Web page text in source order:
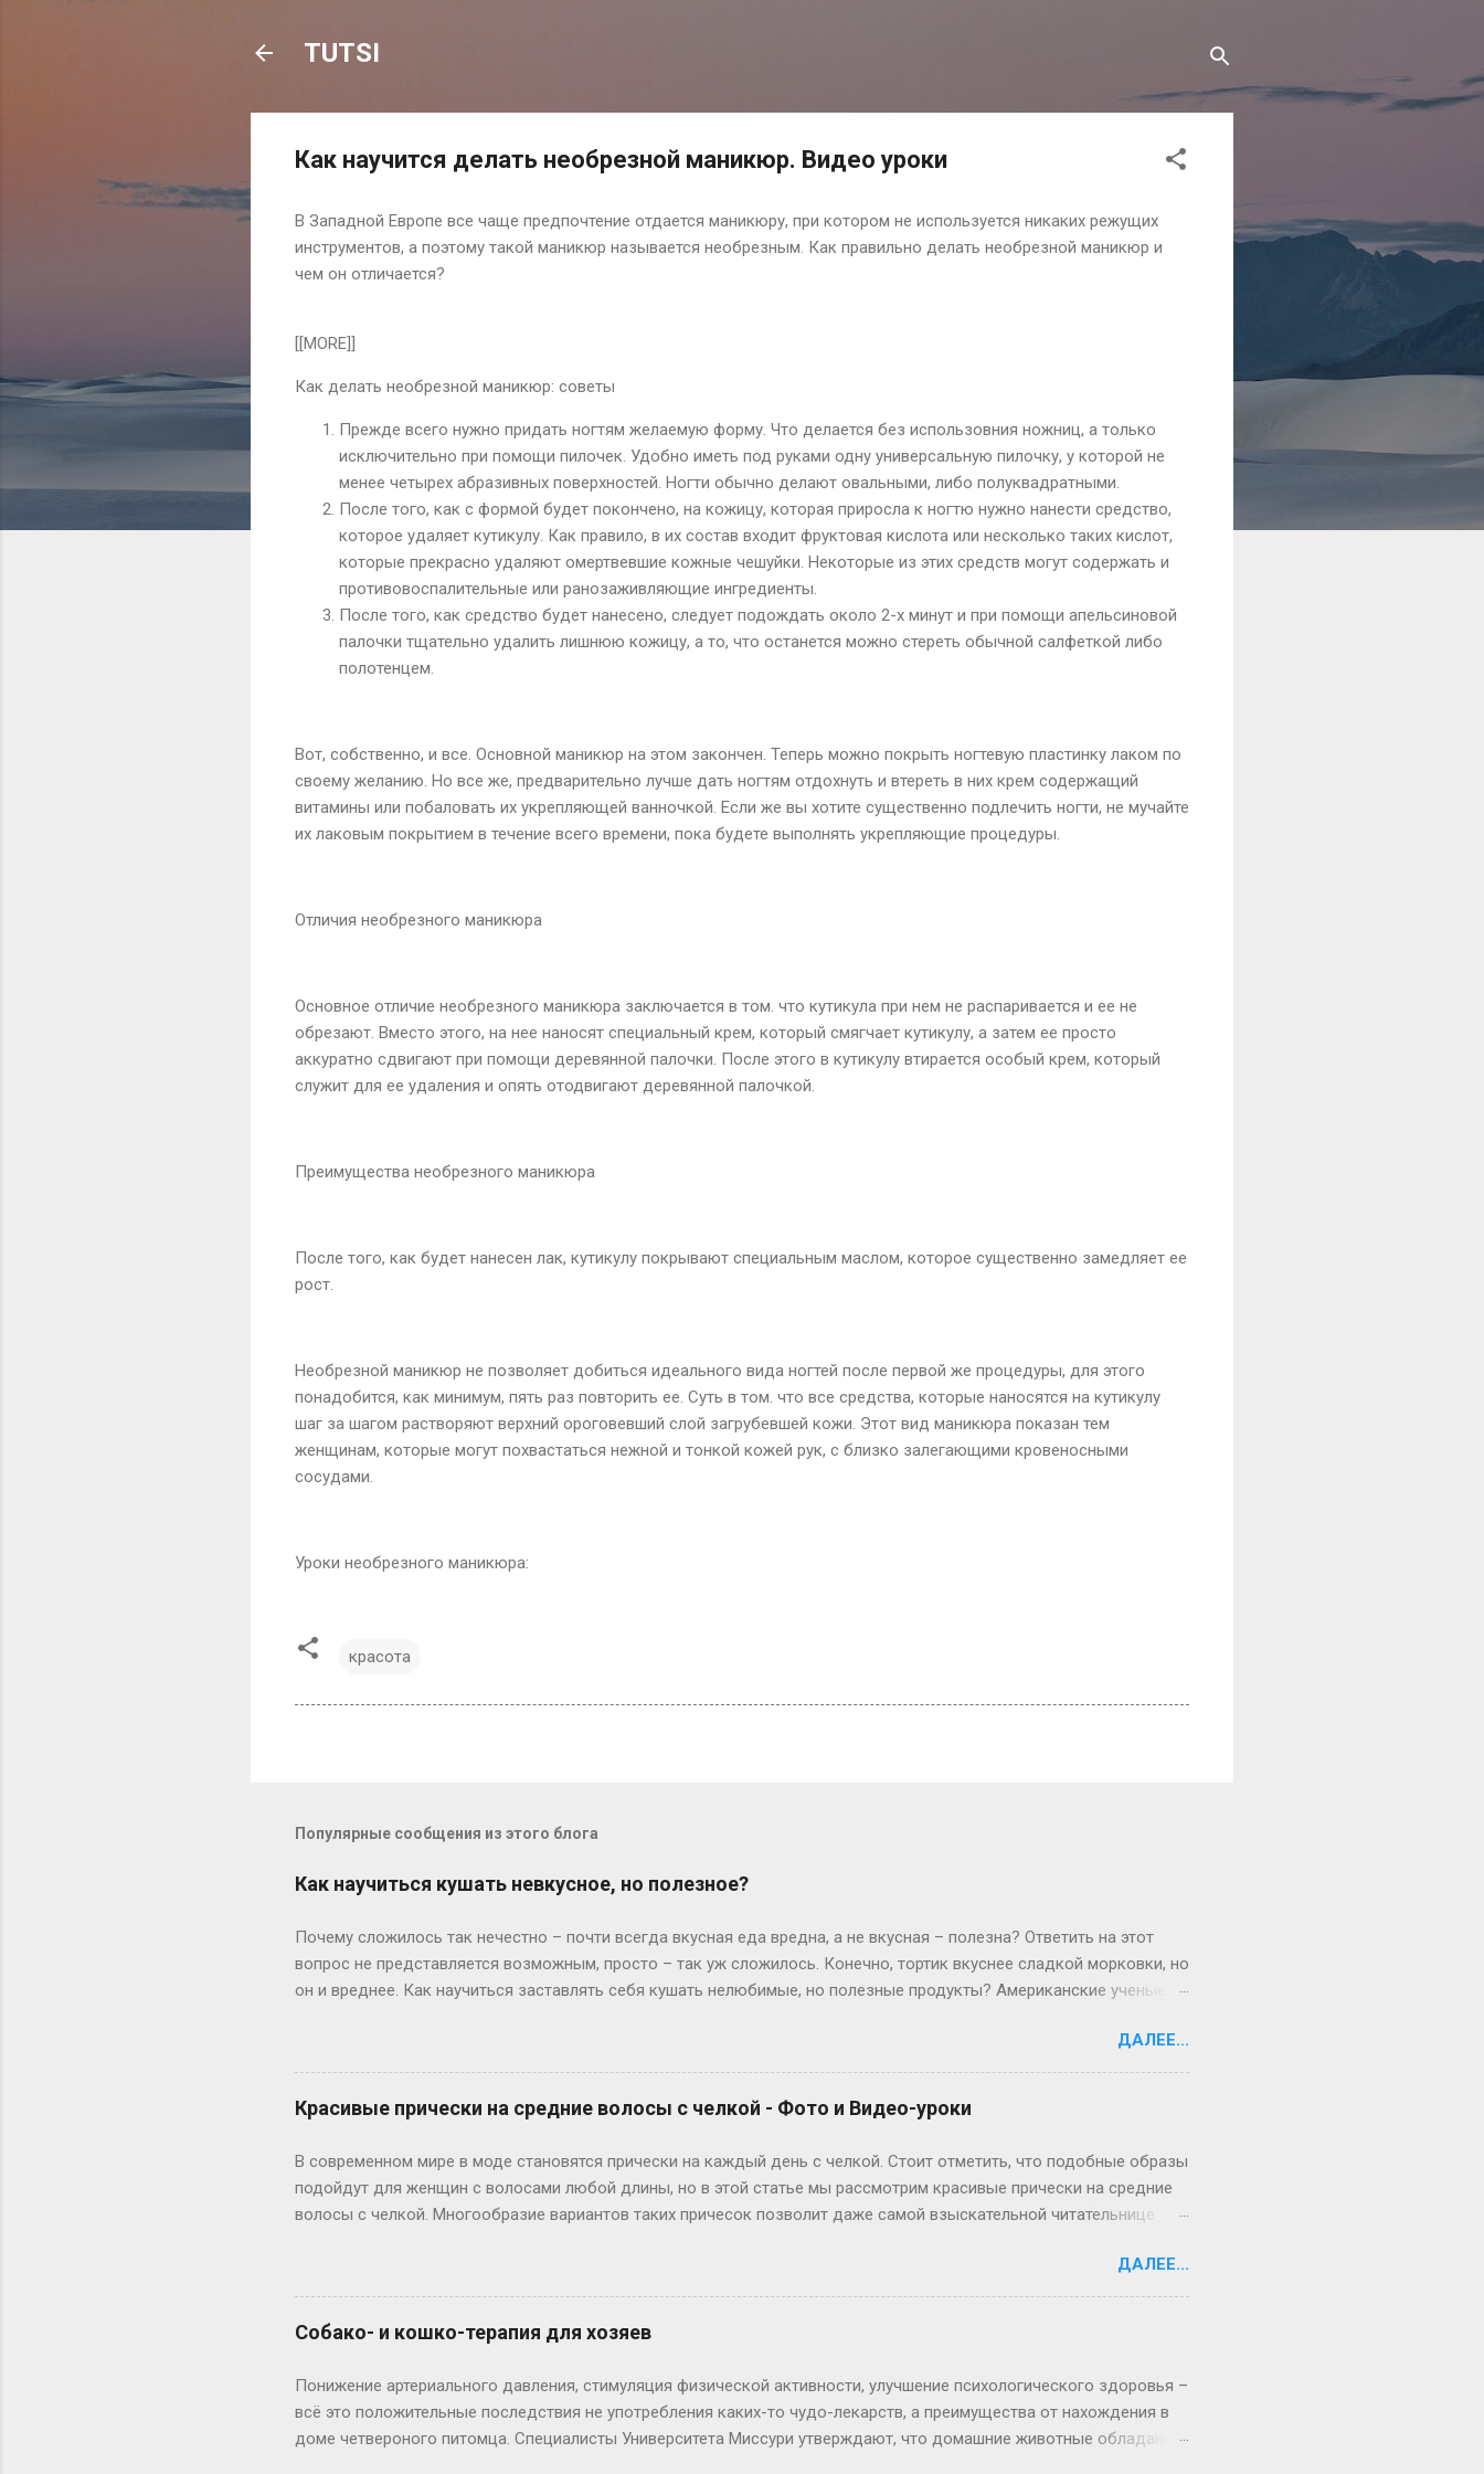
TUTSI
Как научится делать необрезной маникюр. Видео уроки
В Западной Европе все чаще предпочтение отдается маникюру, при котором не используется никаких режущих
инструментов, а поэтому такой маникюр называется необрезным. Как правильно делать необрезной маникюр и
чем он отличается?
[[MORE]]
Как делать необрезной маникюр: советы
Прежде всего нужно придать ногтям желаемую форму. Что делается без использовния ножниц, а только
исключительно при помощи пилочек. Удобно иметь под руками одну универсальную пилочку, у которой не
менее четырех абразивных поверхностей. Ногти обычно делают овальными, либо полуквадратными.
После того, как с формой будет покончено, на кожицу, которая приросла к ногтю нужно нанести средство,
которое удаляет кутикулу. Как правило, в их состав входит фруктовая кислота или несколько таких кислот,
которые прекрасно удаляют омертвевшие кожные чешуйки. Некоторые из этих средств могут содержать и
противовоспалительные или ранозаживляющие ингредиенты.
После того, как средство будет нанесено, следует подождать около 2-х минут и при помощи апельсиновой
палочки тщательно удалить лишнюю кожицу, а то, что останется можно стереть обычной салфеткой либо
полотенцем.
Вот, собственно, и все. Основной маникюр на этом закончен. Теперь можно покрыть ногтевую пластинку лаком по
своему желанию. Но все же, предварительно лучше дать ногтям отдохнуть и втереть в них крем содержащий
витамины или побаловать их укрепляющей ванночкой. Если же вы хотите существенно подлечить ногти, не мучайте
их лаковым покрытием в течение всего времени, пока будете выполнять укрепляющие процедуры.
Отличия необрезного маникюра
Основное отличие необрезного маникюра заключается в том. что кутикула при нем не распаривается и ее не
обрезают. Вместо этого, на нее наносят специальный крем, который смягчает кутикулу, а затем ее просто
аккуратно сдвигают при помощи деревянной палочки. После этого в кутикулу втирается особый крем, который
служит для ее удаления и опять отодвигают деревянной палочкой.
Преимущества необрезного маникюра
После того, как будет нанесен лак, кутикулу покрывают специальным маслом, которое существенно замедляет ее
рост.
Необрезной маникюр не позволяет добиться идеального вида ногтей после первой же процедуры, для этого
понадобится, как минимум, пять раз повторить ее. Суть в том. что все средства, которые наносятся на кутикулу
шаг за шагом растворяют верхний ороговевший слой загрубевшей кожи. Этот вид маникюра показан тем
женщинам, которые могут похвастаться нежной и тонкой кожей рук, с близко залегающими кровеносными
сосудами.
Уроки необрезного маникюра:
красота
Популярные сообщения из этого блога
Как научиться кушать невкусное, но полезное?
Почему сложилось так нечестно – почти всегда вкусная еда вредна, а не вкусная – полезна? Ответить на этот
вопрос не представляется возможным, просто – так уж сложилось. Конечно, тортик вкуснее сладкой морковки, но
он и вреднее. Как научиться заставлять себя кушать нелюбимые, но полезные продукты? Американские ученые
человека еще задолго до его рождения. А точнее, в утробе мамочки. Так, если мама во время беременности
постоянно кушала огурцы, то, скорее всего, и ребенок будет их любить. На основании этой теории, в которой, надо
сказать, есть немалая доля разумного смысла и правды, специалисты предложили способы изменения вкусовых
привычек человека в пользу зачастую нелюбимой, но нужной организму пищи. Способ многократной пробы или
предложения. Даже не смотря на сформированные предпочтения в еде, путем многократного предложения или
пробы можно изменить свой вкус или вкус детей. Эксперимента...
ДАЛЕЕ...
Красивые прически на средние волосы с челкой - Фото и Видео-уроки
В современном мире в моде становятся прически на каждый день с челкой. Стоит отметить, что подобные образы
подойдут для женщин с волосами любой длины, но в этой статье мы рассмотрим красивые прически на средние
волосы с челкой. Многообразие вариантов таких причесок позволит даже самой взыскательной читательнице
день с челкой беспроигрышно будут смотреться на любом типе и овале лица. Речь идет о классической, или
универсальной челке, которая острижена ровно до линии бровей. Чтобы сделать варинат этой прически на
средние волосы с челкой, необходимы волосы как минимум средней длины. Волосы должны быть чистыми.
Начинать плетение лучше на немного влажных волосах, чтобы прическа лучше держалась. Для начала отделите
может быть как классическая коса, так и перевернута...
ДАЛЕЕ...
Собако- и кошко-терапия для хозяев
Понижение артериального давления, стимуляция физической активности, улучшение психологического здоровья –
всё это положительные последствия не употребления каких-то чудо-лекарств, а преимущества от нахождения в
доме четвероного питомца. Специалисты Университета Миссури утверждают, что домашние животные обладают